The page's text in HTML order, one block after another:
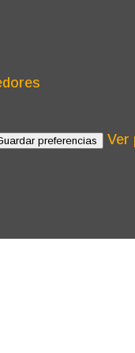
preferencias
Ver